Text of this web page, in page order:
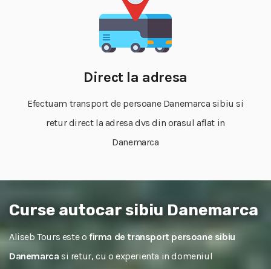
Direct la adresa
Efectuam transport de persoane Danemarca sibiu si
retur direct la adresa dvs din orasul aflat in
Danemarca
Curse autocar sibiu Danemarca
Aliseb Tours este o firma de transport persoane sibiu
Danemarca si retur, cu o experienta in domeniul